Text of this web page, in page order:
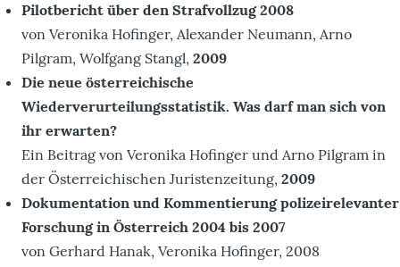
Pilotbericht über den Strafvollzug 2008
von Veronika Hofinger, Alexander Neumann, Arno
Pilgram, Wolfgang Stangl, 2009
Die neue österreichische
Wiederverurteilungsstatistik. Was darf man sich von
ihr erwarten?
Ein Beitrag von Veronika Hofinger und Arno Pilgram in
der Österreichischen Juristenzeitung, 2009
Dokumentation und Kommentierung polizeirelevanter
Forschung in Österreich 2004 bis 2007
von Gerhard Hanak, Veronika Hofinger, 2008